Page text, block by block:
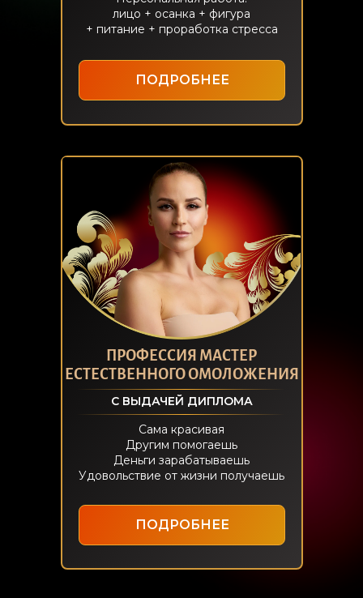
ПРОФЕССИЯ МАСТЕР
ЕСТЕСТВЕННОГО ОМОЛОЖЕНИЯ
С ВЫДАЧЕЙ ДИПЛОМА
Сама красивая
Другим помогаешь
Деньги зарабатываешь
Удовольствие от жизни получаешь
ПОДРОБНЕЕ
лицо + осанка + фигура
+ питание + проработка стресса
ПОДРОБНЕЕ